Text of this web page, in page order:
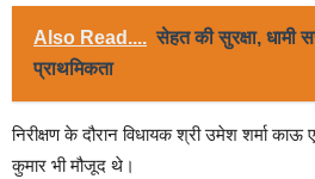
Also Read.... सेहत की सुरक्षा, धामी
प्राथमिकता
निरीक्षण के दौरान विधायक श्री उमेश शर्मा
कुमार भी मौजूद थे।